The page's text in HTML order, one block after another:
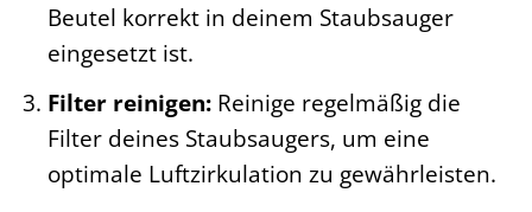
Beutel korrekt in deinem Staubsauger
eingesetzt ist.
Filter reinigen:Reinige regelmäßig die
Filter deines Staubsaugers, um eine
optimale Luftzirkulation zu gewährleisten.